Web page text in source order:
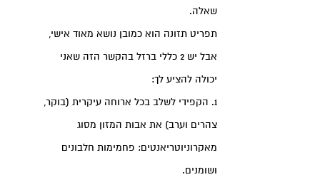
שאלה.
תפריט תזונה הוא כמובן נושא מאוד אישי,
אבל יש 2 כללי ברזל בהקשר הזה שאני
יכולה להציע לך:
1. הקפידי לשלב בכל ארוחה עיקרית (בוקר,
צהרים וערב) את אבות המזון מסוג
מאקרוניוטריאנטים: פחמימות חלבונים
ושומנים.